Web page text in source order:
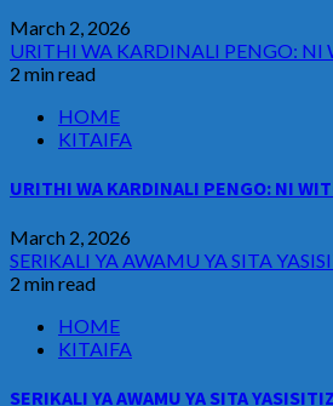
March 2, 2026
URITHI WA KARDINALI PENGO: NI
2 min read
HOME
KITAIFA
URITHI WA KARDINALI PENGO: NI
March 2, 2026
SERIKALI YA AWAMU YA SITA
2 min read
HOME
KITAIFA
SERIKALI YA AWAMU YA SITA